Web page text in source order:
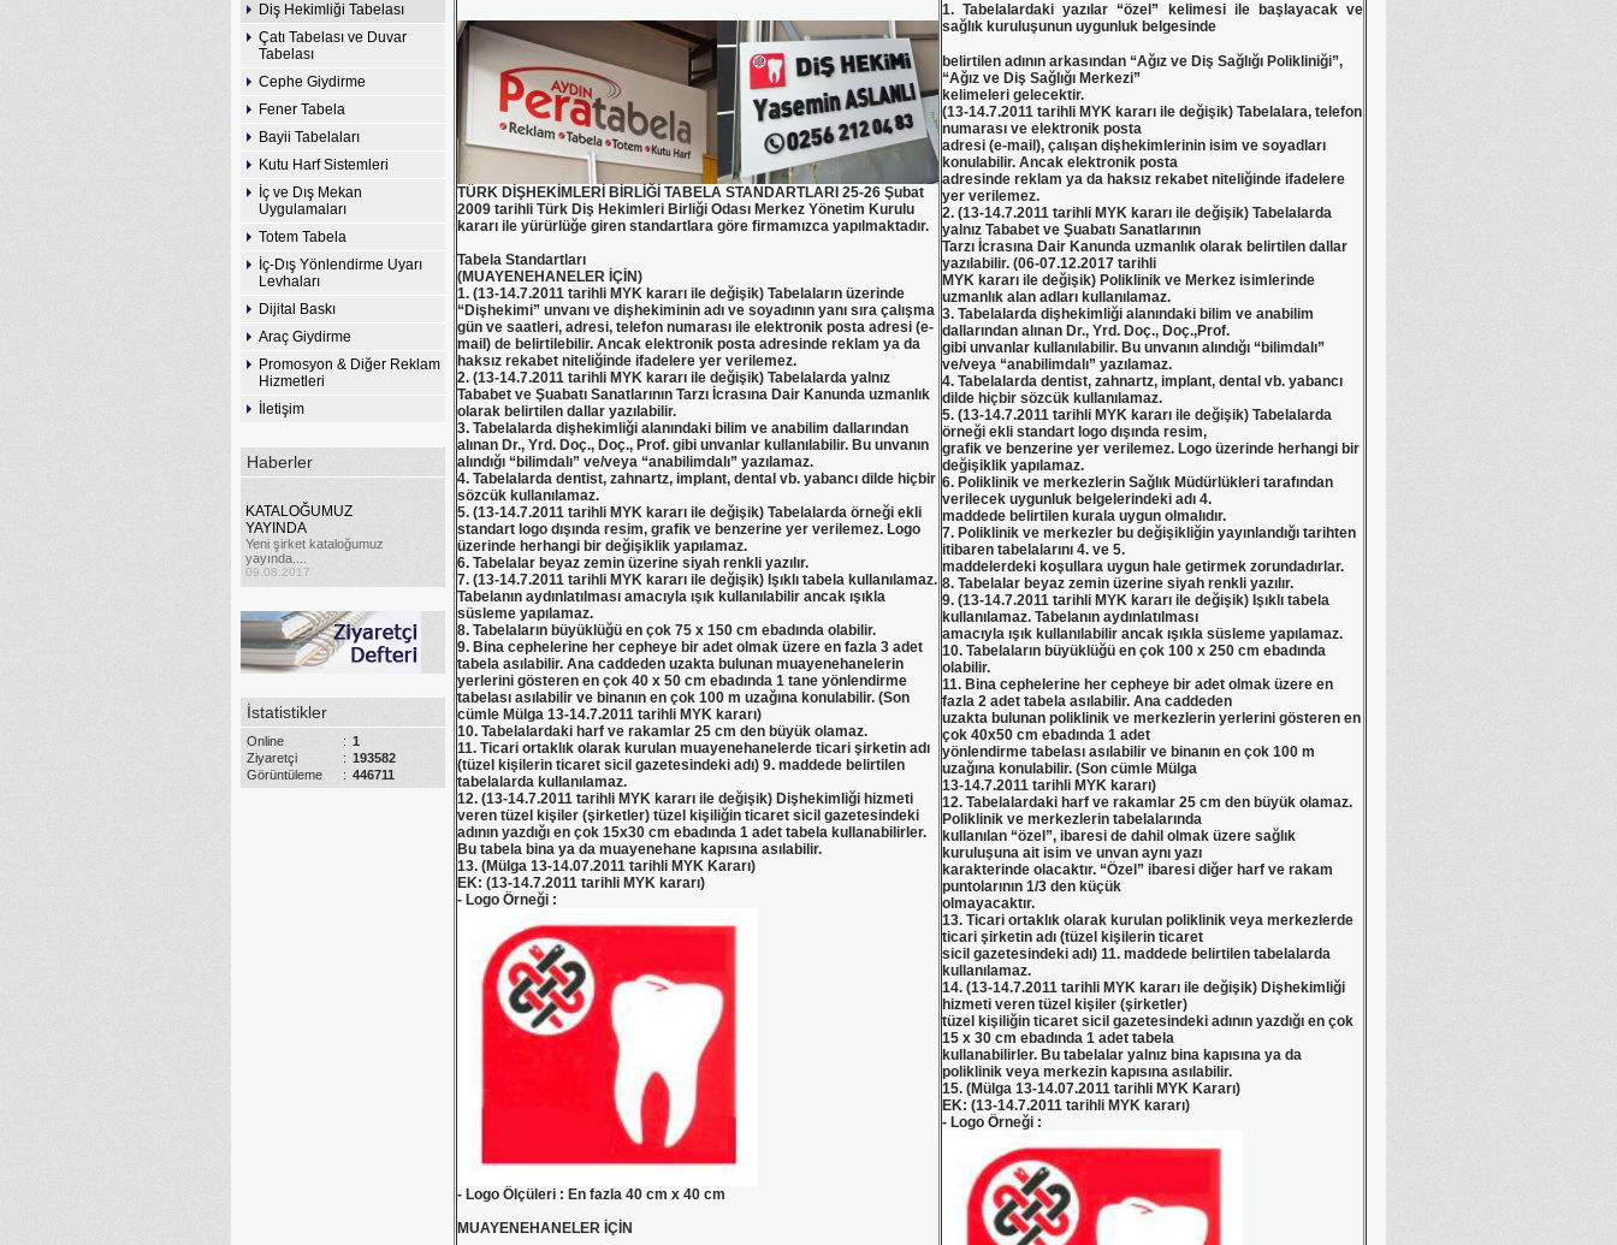
Diş Hekimliği Tabelası
Çatı Tabelası ve Duvar
Tabelası
Cephe Giydirme
Fener Tabela
Bayii Tabelaları
Kutu Harf Sistemleri
İç ve Dış Mekan
Uygulamaları
Totem Tabela
İç-Dış Yönlendirme Uyarı
Levhaları
Dijital Baskı
Araç Giydirme
Promosyon & Diğer Reklam
Hizmetleri
İletişim
Haberler
YAYINDA
Yeni şirket kataloğumuz
yayında....
09.08.2017
İstatistikler
Online : 1
Ziyaretçi
: 193582
Görüntüleme
: 446711
TÜRK DİŞHEKİMLERİ BİRLİĞİ TABELA STANDARTLARI 25-26 Şubat
2009 tarihli Türk Diş Hekimleri Birliği Odası Merkez Yönetim Kurulu
kararı ile yürürlüğe giren standartlara göre firmamızca yapılmaktadır.
Tabela Standartları
(MUAYENEHANELER İÇİN)
1. (13-14.7.2011 tarihli MYK kararı ile değişik) Tabelaların üzerinde
“Dişhekimi” unvanı ve dişhekiminin adı ve soyadının yanı sıra çalışma
gün ve saatleri, adresi, telefon numarası ile elektronik posta adresi (e-
mail) de belirtilebilir. Ancak elektronik posta adresinde reklam ya da
haksız rekabet niteliğinde ifadelere yer verilemez.
2. (13-14.7.2011 tarihli MYK kararı ile değişik) Tabelalarda yalnız
Tababet ve Şuabatı Sanatlarının Tarzı İcrasına Dair Kanunda uzmanlık
olarak belirtilen dallar yazılabilir.
3. Tabelalarda dişhekimliği alanındaki bilim ve anabilim dallarından
alınan Dr., Yrd. Doç., Doç., Prof. gibi unvanlar kullanılabilir. Bu unvanın
alındığı “bilimdalı” ve/veya “anabilimdalı” yazılamaz.
4. Tabelalarda dentist, zahnartz, implant, dental vb. yabancı dilde hiçbir
sözcük kullanılamaz.
5. (13-14.7.2011 tarihli MYK kararı ile değişik) Tabelalarda örneği ekli
standart logo dışında resim, grafik ve benzerine yer verilemez. Logo
üzerinde herhangi bir değişiklik yapılamaz.
6. Tabelalar beyaz zemin üzerine siyah renkli yazılır.
7. (13-14.7.2011 tarihli MYK kararı ile değişik) Işıklı tabela kullanılamaz.
Tabelanın aydınlatılması amacıyla ışık kullanılabilir ancak ışıkla
süsleme yapılamaz.
8. Tabelaların büyüklüğü en çok 75 x 150 cm ebadında olabilir.
9. Bina cephelerine her cepheye bir adet olmak üzere en fazla 3 adet
tabela asılabilir. Ana caddeden uzakta bulunan muayenehanelerin
yerlerini gösteren en çok 40 x 50 cm ebadında 1 tane yönlendirme
tabelası asılabilir ve binanın en çok 100 m uzağına konulabilir. (Son
cümle Mülga 13-14.7.2011 tarihli MYK kararı)
10. Tabelalardaki harf ve rakamlar 25 cm den büyük olamaz.
11. Ticari ortaklık olarak kurulan muayenehanelerde ticari şirketin adı
(tüzel kişilerin ticaret sicil gazetesindeki adı) 9. maddede belirtilen
tabelalarda kullanılamaz.
12. (13-14.7.2011 tarihli MYK kararı ile değişik) Dişhekimliği hizmeti
veren tüzel kişiler (şirketler) tüzel kişiliğin ticaret sicil gazetesindeki
adının yazdığı en çok 15x30 cm ebadında 1 adet tabela kullanabilirler.
Bu tabela bina ya da muayenehane kapısına asılabilir.
13. (Mülga 13-14.07.2011 tarihli MYK Kararı)
EK: (13-14.7.2011 tarihli MYK kararı)
- Logo Örneği :
- Logo Ölçüleri : En fazla 40 cm x 40 cm
MUAYENEHANELER İÇİN
1. Tabelalardaki yazılar “özel” kelimesi ile başlayacak ve
sağlık kuruluşunun uygunluk belgesinde
belirtilen adının arkasından “Ağız ve Diş Sağlığı Polikliniği”,
“Ağız ve Diş Sağlığı Merkezi”
kelimeleri gelecektir.
(13-14.7.2011 tarihli MYK kararı ile değişik) Tabelalara, telefon
numarası ve elektronik posta
adresi (e-mail), çalışan dişhekimlerinin isim ve soyadları
konulabilir. Ancak elektronik posta
adresinde reklam ya da haksız rekabet niteliğinde ifadelere
yer verilemez.
2. (13-14.7.2011 tarihli MYK kararı ile değişik) Tabelalarda
yalnız Tababet ve Şuabatı Sanatlarının
Tarzı İcrasına Dair Kanunda uzmanlık olarak belirtilen dallar
yazılabilir. (06-07.12.2017 tarihli
MYK kararı ile değişik) Poliklinik ve Merkez isimlerinde
uzmanlık alan adları kullanılamaz.
3. Tabelalarda dişhekimliği alanındaki bilim ve anabilim
dallarından alınan Dr., Yrd. Doç., Doç.,Prof.
gibi unvanlar kullanılabilir. Bu unvanın alındığı “bilimdalı”
ve/veya “anabilimdalı” yazılamaz.
4. Tabelalarda dentist, zahnartz, implant, dental vb. yabancı
dilde hiçbir sözcük kullanılamaz.
5. (13-14.7.2011 tarihli MYK kararı ile değişik) Tabelalarda
örneği ekli standart logo dışında resim,
grafik ve benzerine yer verilemez. Logo üzerinde herhangi bir
değişiklik yapılamaz.
6. Poliklinik ve merkezlerin Sağlık Müdürlükleri tarafından
verilecek uygunluk belgelerindeki adı 4.
maddede belirtilen kurala uygun olmalıdır.
7. Poliklinik ve merkezler bu değişikliğin yayınlandığı tarihten
itibaren tabelalarını 4. ve 5.
maddelerdeki koşullara uygun hale getirmek zorundadırlar.
8. Tabelalar beyaz zemin üzerine siyah renkli yazılır.
9. (13-14.7.2011 tarihli MYK kararı ile değişik) Işıklı tabela
kullanılamaz. Tabelanın aydınlatılması
amacıyla ışık kullanılabilir ancak ışıkla süsleme yapılamaz.
10. Tabelaların büyüklüğü en çok 100 x 250 cm ebadında
olabilir.
11. Bina cephelerine her cepheye bir adet olmak üzere en
fazla 2 adet tabela asılabilir. Ana caddeden
uzakta bulunan poliklinik ve merkezlerin yerlerini gösteren en
çok 40x50 cm ebadında 1 adet
yönlendirme tabelası asılabilir ve binanın en çok 100 m
uzağına konulabilir. (Son cümle Mülga
13-14.7.2011 tarihli MYK kararı)
12. Tabelalardaki harf ve rakamlar 25 cm den büyük olamaz.
Poliklinik ve merkezlerin tabelalarında
kullanılan “özel”, ibaresi de dahil olmak üzere sağlık
kuruluşuna ait isim ve unvan aynı yazı
karakterinde olacaktır. “Özel” ibaresi diğer harf ve rakam
puntolarının 1/3 den küçük
olmayacaktır.
13. Ticari ortaklık olarak kurulan poliklinik veya merkezlerde
ticari şirketin adı (tüzel kişilerin ticaret
sicil gazetesindeki adı) 11. maddede belirtilen tabelalarda
kullanılamaz.
14. (13-14.7.2011 tarihli MYK kararı ile değişik) Dişhekimliği
hizmeti veren tüzel kişiler (şirketler)
tüzel kişiliğin ticaret sicil gazetesindeki adının yazdığı en çok
15 x 30 cm ebadında 1 adet tabela
kullanabilirler. Bu tabelalar yalnız bina kapısına ya da
poliklinik veya merkezin kapısına asılabilir.
15. (Mülga 13-14.07.2011 tarihli MYK Kararı)
EK: (13-14.7.2011 tarihli MYK kararı)
- Logo Örneği :